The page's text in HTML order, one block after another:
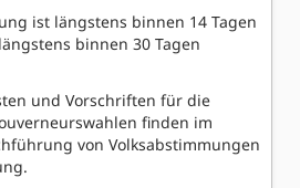
ist längstens binnen 14 Tagen
binnen 30 Tagen
und Vorschriften für die
finden im
von Volksabstimmungen